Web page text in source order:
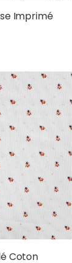
Imprimé
Coton